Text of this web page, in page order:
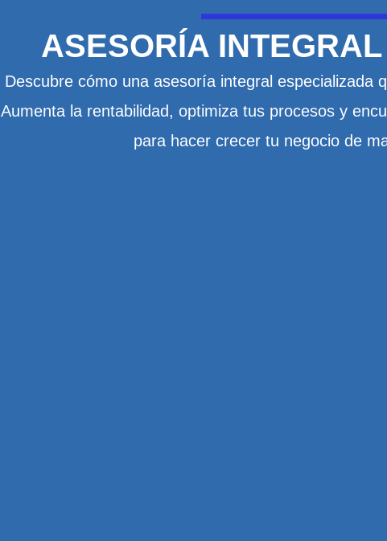
ASESORÍA
Descubre cómo una asesoría integral especializada
Aumenta la rentabilidad, optimiza tus procesos y
para hacer crecer tu negocio de